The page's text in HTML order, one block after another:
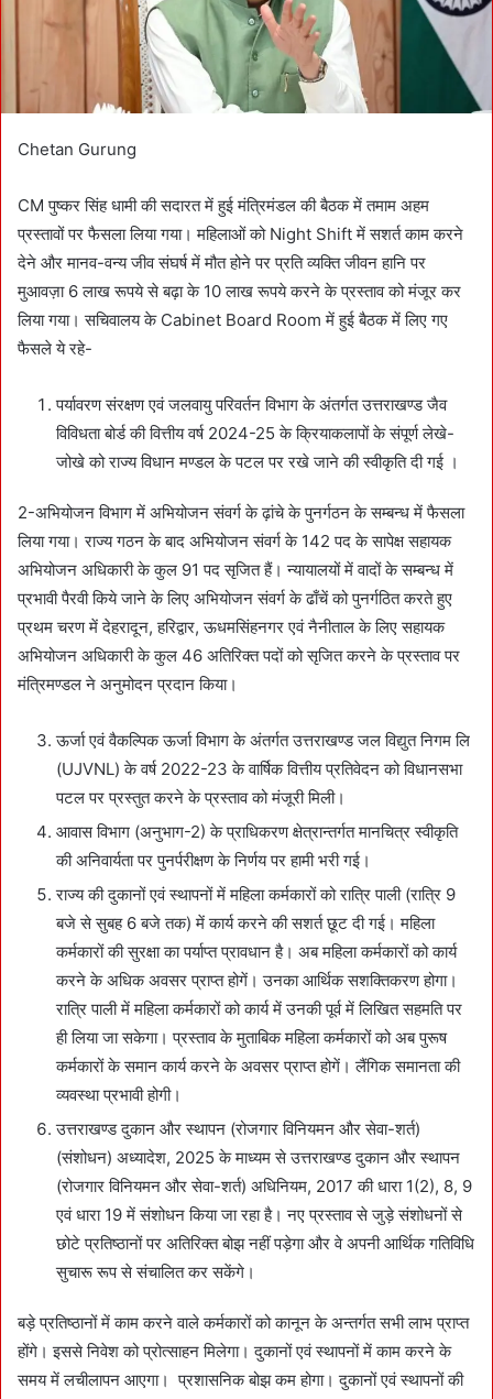
l
Chetan Gurung
CM पुष्कर सिंह धामी की सदारत में हुई मंत्रिमंडल की बैठक में तमाम अहम
प्रस्तावों पर फैसला लिया गया। महिलाओं को Night Shift में सशर्त काम करने
देने और मानव-वन्य जीव संघर्ष में मौत होने पर प्रति व्यक्ति जीवन हानि पर
मुआवज़ा 6 लाख रूपये से बढ़ा के 10 लाख रूपये करने के प्रस्ताव को मंजूर कर
लिया गया। सचिवालय के Cabinet Board Room में हुई बैठक में लिए गए
फैसले ये रहे-
पर्यावरण संरक्षण एवं जलवायु परिवर्तन विभाग के अंतर्गत उत्तराखण्ड जैव
विविधता बोर्ड की वित्तीय वर्ष 2024-25 के क्रियाकलापों के संपूर्ण लेखे-
जोखे को राज्य विधान मण्डल के पटल पर रखे जाने की स्वीकृति दी गई ।
2-अभियोजन विभाग में अभियोजन संवर्ग के ढ़ांचे के पुनर्गठन के सम्बन्ध में फैसला
लिया गया। राज्य गठन के बाद अभियोजन संवर्ग के 142 पद के सापेक्ष सहायक
अभियोजन अधिकारी के कुल 91 पद सृजित हैं। न्यायालयों में वादों के सम्बन्ध में
प्रभावी पैरवी किये जाने के लिए अभियोजन संवर्ग के ढाँचें को पुनर्गठित करते हुए
प्रथम चरण में देहरादून, हरिद्वार, ऊधमसिंहनगर एवं नैनीताल के लिए सहायक
अभियोजन अधिकारी के कुल 46 अतिरिक्त पदों को सृजित करने के प्रस्ताव पर
मंत्रिमण्डल ने अनुमोदन प्रदान किया।
ऊर्जा एवं वैकल्पिक ऊर्जा विभाग के अंतर्गत उत्तराखण्ड जल विद्युत निगम लि
(UJVNL) के वर्ष 2022-23 के वार्षिक वित्तीय प्रतिवेदन को विधानसभा
पटल पर प्रस्तुत करने के प्रस्ताव को मंजूरी मिली।
आवास विभाग (अनुभाग-2) के प्राधिकरण क्षेत्रान्तर्गत मानचित्र स्वीकृति
की अनिवार्यता पर पुनर्परीक्षण के निर्णय पर हामी भरी गई।
राज्य की दुकानों एवं स्थापनों में महिला कर्मकारों को रात्रि पाली (रात्रि 9
बजे से सुबह 6 बजे तक) में कार्य करने की सशर्त छूट दी गई। महिला
कर्मकारों की सुरक्षा का पर्याप्त प्रावधान है। अब महिला कर्मकारों को कार्य
करने के अधिक अवसर प्राप्त होगें। उनका आर्थिक सशक्तिकरण होगा।
रात्रि पाली में महिला कर्मकारों को कार्य में उनकी पूर्व में लिखित सहमति पर
ही लिया जा सकेगा। प्रस्ताव के मुताबिक महिला कर्मकारों को अब पुरूष
कर्मकारों के समान कार्य करने के अवसर प्राप्त होगें। लैंगिक समानता की
व्यवस्था प्रभावी होगी।
उत्तराखण्ड दुकान और स्थापन (रोजगार विनियमन और सेवा-शर्त)
(संशोधन) अध्यादेश, 2025 के माध्यम से उत्तराखण्ड दुकान और स्थापन
(रोजगार विनियमन और सेवा-शर्त) अधिनियम, 2017 की धारा 1(2), 8, 9
एवं धारा 19 में संशोधन किया जा रहा है। नए प्रस्ताव से जुड़े संशोधनों से
छोटे प्रतिष्ठानों पर अतिरिक्त बोझ नहीं पड़ेगा और वे अपनी आर्थिक गतिविधि
सुचारू रूप से संचालित कर सकेंगे।
बड़े प्रतिष्ठानों में काम करने वाले कर्मकारों को कानून के अन्तर्गत सभी लाभ प्राप्त
होंगे। इससे निवेश को प्रोत्साहन मिलेगा। दुकानों एवं स्थापनों में काम करने के
समय में लचीलापन आएगा। प्रशासनिक बोझ कम होगा। दुकानों एवं स्थापनों की